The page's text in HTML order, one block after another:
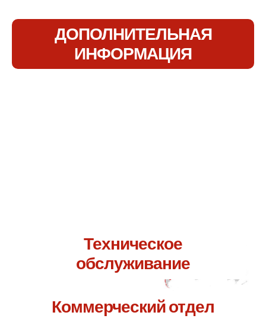
ДОПОЛНИТЕЛЬНАЯ
ИНФОРМАЦИЯ
Техническое
обслуживание
Коммерческий отдел